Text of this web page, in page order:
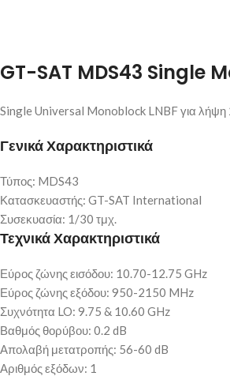
GT-SAT MDS43 Single
Single Universal Monoblock LNBF για λήψη
Γενικά Χαρακτηριστικά
Τύπος: MDS43
Κατασκευαστής: GT-SAT International
Συσεκυασία: 1/30 τμχ.
Τεχνικά Χαρακτηριστικά
Εύρος ζώνης εισόδου: 10.70-12.75 GHz
Εύρος ζώνης εξόδου: 950-2150 MHz
Συχνότητα LO: 9.75 & 10.60 GHz
Βαθμός θορύβου: 0.2 dB
Απολαβή μετατροπής: 56-60 dB
Αριθμός εξόδων: 1